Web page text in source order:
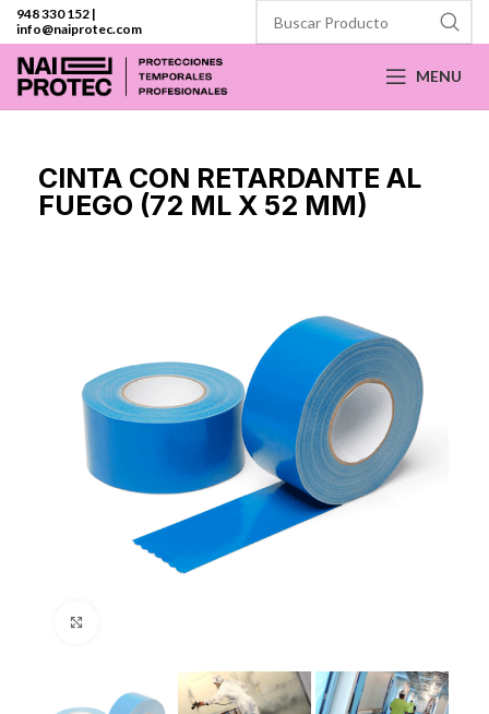
948 330 152 |
info@naiprotec.com
MENU
CINTA CON RETARDANTE AL
FUEGO (72 ML X 52 MM)